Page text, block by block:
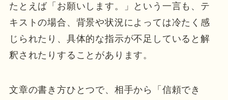
たとえば「お願いします。」という一言も、テ
キストの場合、背景や状況によっては冷たく感
じられたり、具体的な指示が不足していると解
釈されたりすることがあります。
文章の書き方ひとつで、相手から「信頼でき